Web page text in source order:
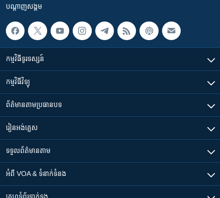
បណ្តាញ​សង្គម
កម្មវិធី​ទូរទស្សន៍
កម្មវិធី​វិទ្យុ
ព័ត៌មាន​តាមប្រធានបទ​
រៀន​​អង់គ្លេស
ទទួល​ព័ត៌មាន​តាម
អំពី​ VOA & ទំនាក់ទំនង